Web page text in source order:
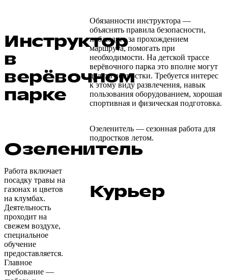
Инструктор
в
верёвочном
парке
Обязанности инструктора —
объяснять правила безопасности,
наблюдать за прохождением
маршрута, помогать при
необходимости. На детской трассе
верёвочного парка это вполне могут
делать подростки. Требуется интерес
к этому виду развлечения, навык
пользования оборудованием, хорошая
спортивная и физическая подготовка.
Озеленитель
Озеленитель — сезонная работа для
подростков летом.
Работа включает
посадку травы на
газонах и цветов
на клумбах.
Деятельность
проходит на
свежем воздухе,
специальное
обучение
предоставляется.
Главное
требование —
Курьер